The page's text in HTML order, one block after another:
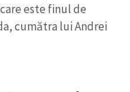
este finul de
cumătra lui Andrei